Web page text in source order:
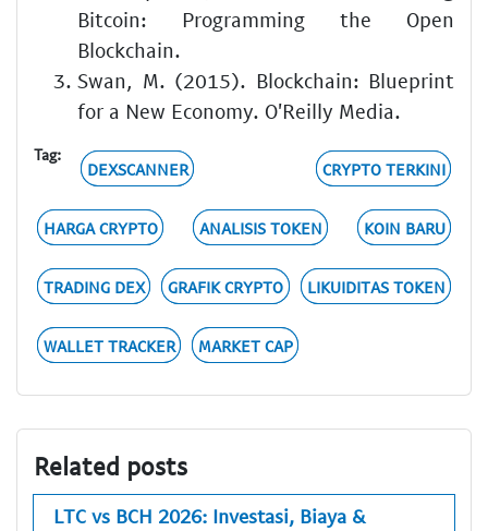
Bitcoin: Programming the Open
Blockchain.
Swan, M. (2015). Blockchain: Blueprint
for a New Economy. O'Reilly Media.
Tag:
DEXSCANNER CRYPTO TERKINI
HARGA CRYPTO ANALISIS TOKEN KOIN BARU
TRADING DEX GRAFIK CRYPTO LIKUIDITAS TOKEN
WALLET TRACKER MARKET CAP
Related posts
LTC vs BCH 2026: Investasi, Biaya &